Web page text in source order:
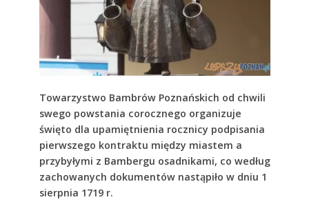
Towarzystwo Bambrów Poznańskich od chwili
swego powstania corocznego organizuje
święto dla upamiętnienia rocznicy podpisania
pierwszego kontraktu między miastem a
przybyłymi z Bambergu osadnikami, co według
zachowanych dokumentów nastąpiło w dniu 1
sierpnia 1719 r.